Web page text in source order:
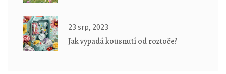
23 srp, 2023
Jak vypadá kousnutí od roztoče?